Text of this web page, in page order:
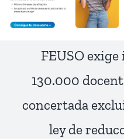
FEUSO
130.000
concertada
ley de